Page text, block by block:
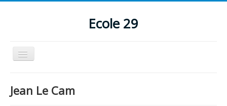
Ecole 29
Basculer
la
Pastorale
Jean Le Cam